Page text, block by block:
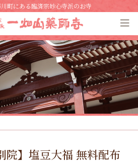
町にある臨済宗妙心寺派のお寺
院】塩豆大福 無料配布